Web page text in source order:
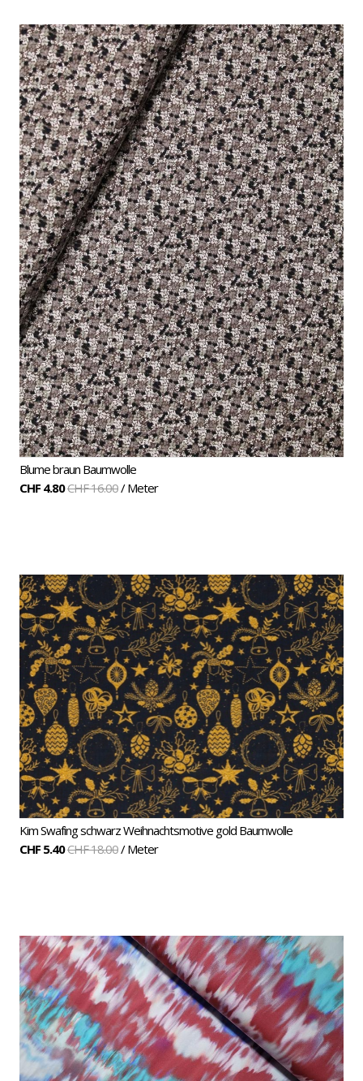
Blume braun Baumwolle
CHF 4.80CHF 16.00/ Meter
Kim Swafing schwarz Weihnachtsmotive gold Baumwolle
CHF 5.40CHF 18.00/ Meter